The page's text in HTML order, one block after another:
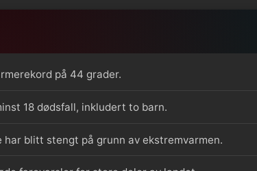
på 44 grader.
18 dødsfall, inkludert to barn.
har blitt stengt på grunn av ekstremvarmen.